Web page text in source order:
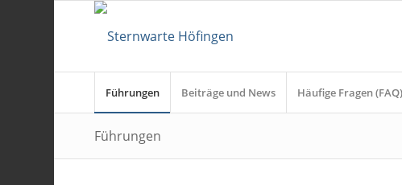
Führungen Beiträge und News Häufige Fragen (FAQ)
Führungen